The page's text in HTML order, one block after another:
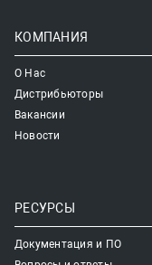
КОМПАНИЯ
О Нас
Дистрибьюторы
Вакансии
Новости
РЕСУРСЫ
Документация и ПО